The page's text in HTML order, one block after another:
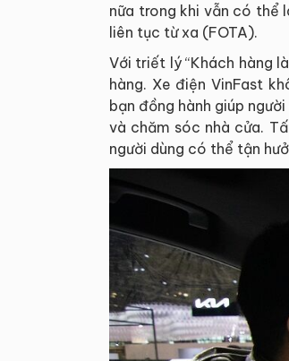
nữa trong khi vẫn có thể
liên tục từ xa (FOTA).
Với triết lý “Khách hàng
hàng. Xe điện VinFast
bạn đồng hành giúp
và chăm sóc nhà cửa.
người dùng có thể tận